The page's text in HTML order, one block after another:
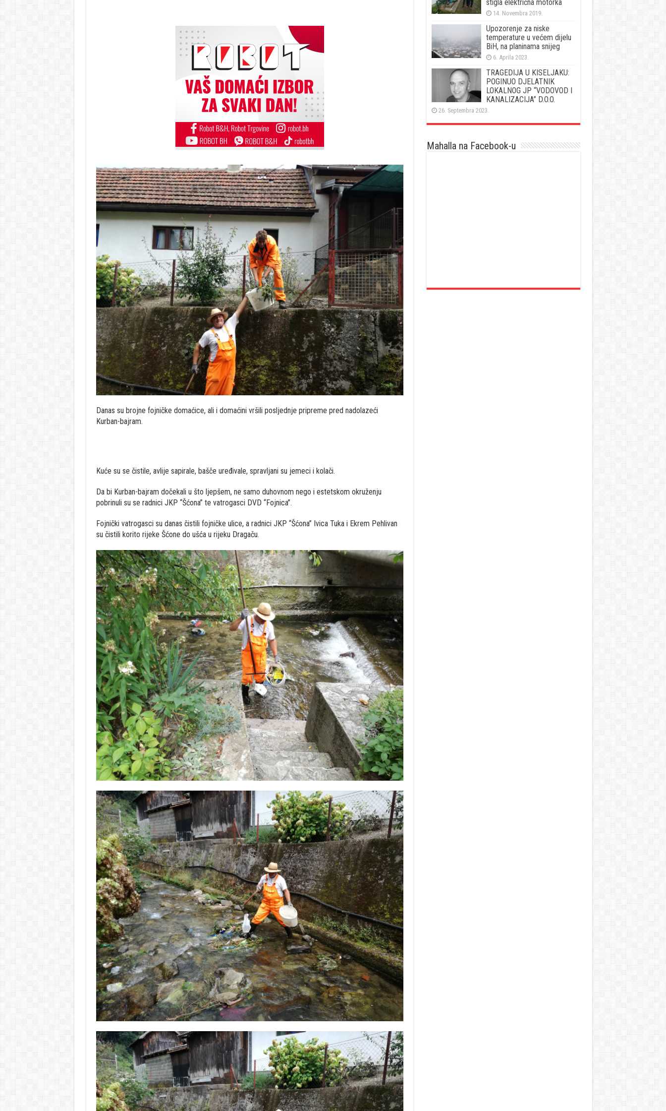
Danas su brojne fojničke domaćice, ali i domaćini vršili posljednje pripreme pred nadolazeći
Kurban-bajram.
Kuće su se čistile, avlije sapirale, bašče uređivale, spravljani su jemeci i kolači.
Da bi Kurban-bajram dočekali u što ljepšem, ne samo duhovnom nego i estetskom okruženju
pobrinuli su se radnici JKP “Šćona” te vatrogasci DVD “Fojnica”.
Fojnički vatrogasci su danas čistili fojničke ulice, a radnici JKP “Šćona” Ivica Tuka i Ekrem Pehlivan
su čistili korito rijeke Šćone do ušća u rijeku Dragaču.
stigla električna motorka
14. Novembra 2019.
Upozorenje za niske
temperature u većem dijelu
BiH, na planinama snijeg
6. Aprila 2023.
TRAGEDIJA U KISELJAKU:
POGINUO DJELATNIK
LOKALNOG JP “VODOVOD I
KANALIZACIJA” D.O.O.
26. Septembra 2023.
Mahalla na Facebook-u